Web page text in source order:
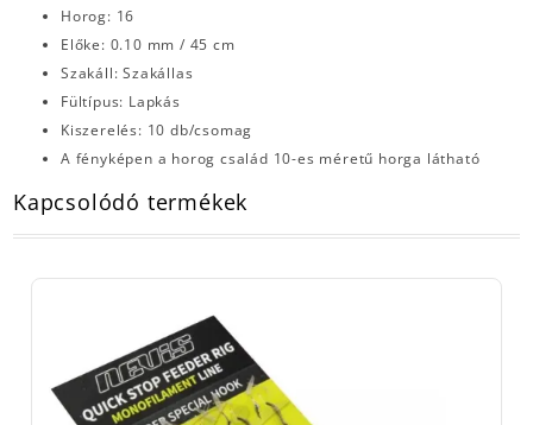
Horog: 16
Előke: 0.10 mm / 45 cm
Szakáll: Szakállas
Fültípus: Lapkás
Kiszerelés: 10 db/csomag
A fényképen a horog család 10-es méretű horga látható
Kapcsolódó termékek